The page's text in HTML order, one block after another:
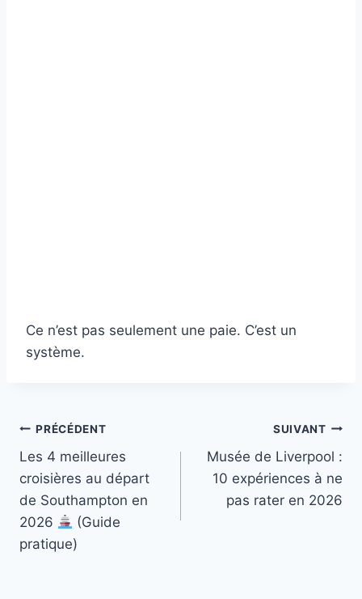
Ce n’est pas seulement une paie. C’est un
système.
Navigation
de
l’article
PRÉCÉDENT
Les 4 meilleures
croisières au départ
de Southampton en
2026
(Guide
pratique)
SUIVANT
Musée de Liverpool :
10 expériences à ne
pas rater en 2026